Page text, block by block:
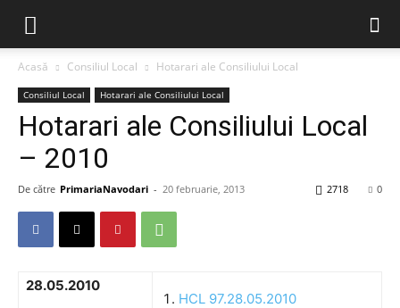
Acasă Consiliul Local Hotarari ale Consiliului Local
Consiliul Local Hotarari ale Consiliului Local
Hotarari ale Consiliului Local
– 2010
De către PrimariaNavodari - 20 februarie, 2013 0
2718
28.05.2010
HCL 97.28.05.2010